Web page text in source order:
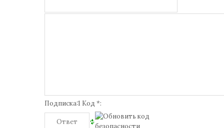
Подписка:1 Код *: